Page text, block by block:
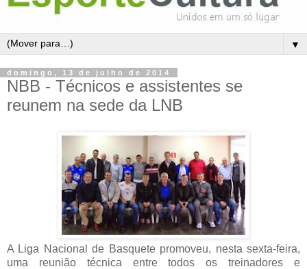
▼
domingo, 13 de julho de 2014
NBB - Técnicos e assistentes se
reunem na sede da LNB
A Liga Nacional de Basquete promoveu, nesta sexta-feira,
uma reunião técnica entre todos os treinadores e